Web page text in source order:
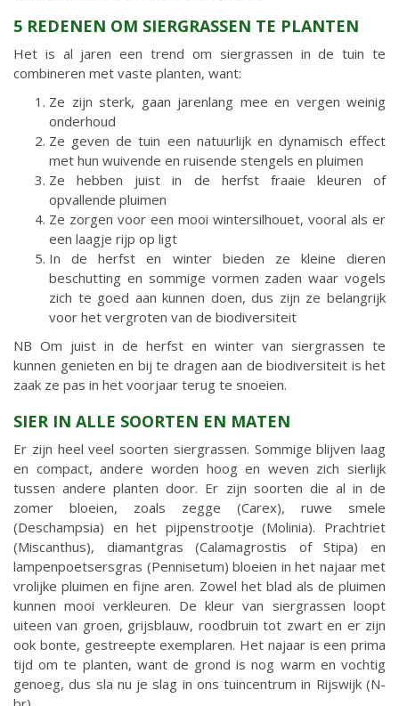
5 REDENEN OM SIERGRASSEN TE PLANTEN
Het is al jaren een trend om siergrassen in de tuin te
combineren met vaste planten, want:
Ze zijn sterk, gaan jarenlang mee en vergen weinig
onderhoud
Ze geven de tuin een natuurlijk en dynamisch effect
met hun wuivende en ruisende stengels en pluimen
Ze hebben juist in de herfst fraaie kleuren of
opvallende pluimen
Ze zorgen voor een mooi wintersilhouet, vooral als er
een laagje rijp op ligt
In de herfst en winter bieden ze kleine dieren
beschutting en sommige vormen zaden waar vogels
zich te goed aan kunnen doen, dus zijn ze belangrijk
voor het vergroten van de biodiversiteit
NB Om juist in de herfst en winter van siergrassen te
kunnen genieten en bij te dragen aan de biodiversiteit is het
zaak ze pas in het voorjaar terug te snoeien.
SIER IN ALLE SOORTEN EN MATEN
Er zijn heel veel soorten siergrassen. Sommige blijven laag
en compact, andere worden hoog en weven zich sierlijk
tussen andere planten door. Er zijn soorten die al in de
zomer bloeien, zoals zegge (Carex), ruwe smele
(Deschampsia) en het pijpenstrootje (Molinia). Prachtriet
(Miscanthus), diamantgras (Calamagrostis of Stipa) en
lampenpoetsersgras (Pennisetum) bloeien in het najaar met
vrolijke pluimen en fijne aren. Zowel het blad als de pluimen
kunnen mooi verkleuren. De kleur van siergrassen loopt
uiteen van groen, grijsblauw, roodbruin tot zwart en er zijn
ook bonte, gestreepte exemplaren. Het najaar is een prima
tijd om te planten, want de grond is nog warm en vochtig
genoeg, dus sla nu je slag in ons tuincentrum in Rijswijk (N-